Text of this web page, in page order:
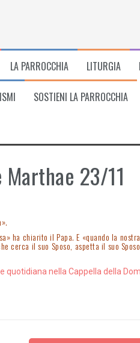
LA PARROCCHIA LITURGIA
SOSTIENI LA PARROCCHIA
23/11
ha chiarito il Papa. E «quando la
cerca il suo Sposo, aspetta il suo
quotidiana nella Cappella della